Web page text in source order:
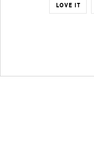
LOVE IT